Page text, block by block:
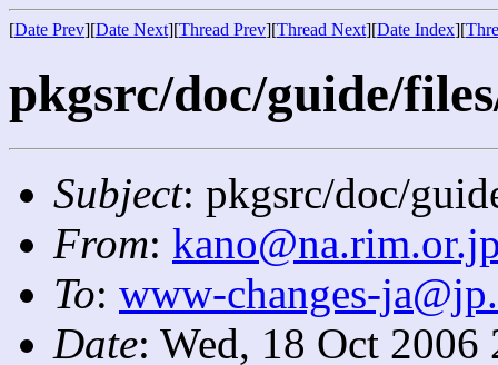
[Date Prev][Date Next][Thread Prev][Thread Next][Date Index][
pkgsrc/doc/guide/
Subject: pkgsrc/doc/
From:
To: www-changes-
Date: Wed, 18 Oct